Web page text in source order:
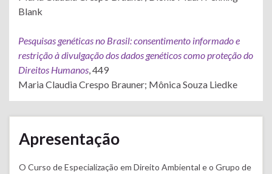
Blank
Pesquisas genéticas no Brasil: consentimento informado e
restrição à divulgação dos dados genéticos como proteção do
Direitos Humanos, 449
Maria Claudia Crespo Brauner; Mônica Souza Liedke
Apresentação
O Curso de Especialização em Direito Ambiental e o Grupo de